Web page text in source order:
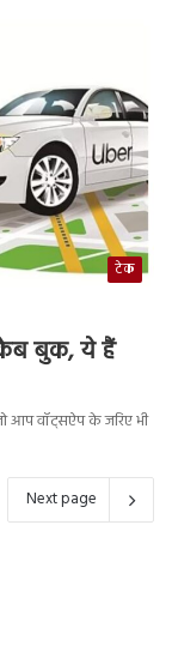
टेक
बुक, ये हैं
आप वॉट्सऐप के जरिए भी
Next page